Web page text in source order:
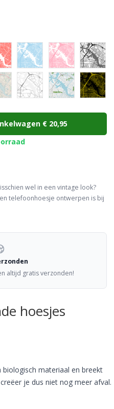
€ 20,95
wel in een vintage look?
telefoonhoesje ontwerpen is bij
altijd gratis verzonden!
hoesjes
materiaal en breekt
je dus niet nog meer afval.